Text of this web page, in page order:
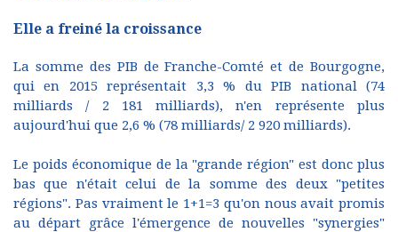
Elle a freiné la croissance
La somme des PIB de Franche-Comté et de Bourgogne,
qui en 2015 représentait 3,3 % du PIB national (74
milliards / 2 181 milliards), n'en représente plus
aujourd'hui que 2,6 % (78 milliards/ 2 920 milliards).
Le poids économique de la "grande région" est donc plus
bas que n'était celui de la somme des deux "petites
régions". Pas vraiment le 1+1=3 qu'on nous avait promis
au départ grâce l'émergence de nouvelles "synergies"